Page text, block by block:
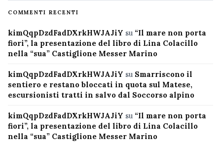
COMMENTI RECENTI
kimQqpDzdFadDXrkHWJAJiY su “Il mare non porta
fiori”, la presentazione del libro di Lina Colacillo
nella “sua” Castiglione Messer Marino
kimQqpDzdFadDXrkHWJAJiY su Smarriscono il
sentiero e restano bloccati in quota sul Matese,
escursionisti tratti in salvo dal Soccorso alpino
kimQqpDzdFadDXrkHWJAJiY su “Il mare non porta
fiori”, la presentazione del libro di Lina Colacillo
nella “sua” Castiglione Messer Marino